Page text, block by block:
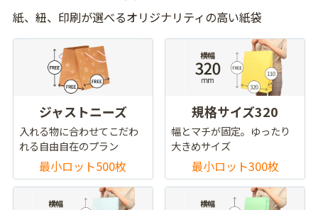
紙、紐、印刷が選べるオリジナリティの高い紙袋
ジャストニーズ
入れる物に合わせてこだわ
れる自由自在のプラン
最小ロット500枚
規格サイズ320
幅とマチが固定。ゆったり
大きめサイズ
最小ロット300枚